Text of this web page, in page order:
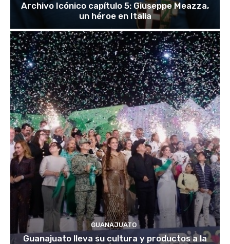
Archivo Icónico capítulo 5: Giuseppe Meazza,
un héroe en Italia
GUANAJUATO
Guanajuato lleva su cultura y productos a la